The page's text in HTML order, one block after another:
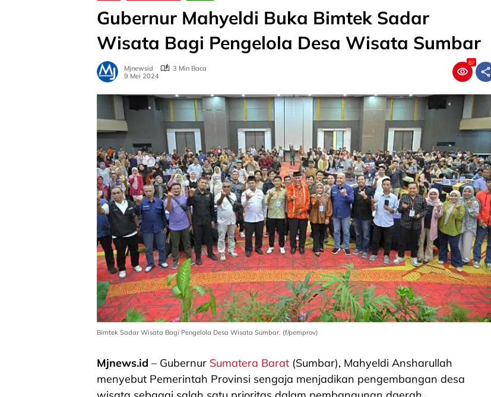
Gubernur Mahyeldi Buka Bimtek Sadar
Wisata Bagi Pengelola Desa Wisata Sumbar
Mjnewsid
3 Min Baca
9 Mei 2024
87
Bimtek Sadar Wisata Bagi Pengelola Desa Wisata Sumbar. (f/pemprov)
Mjnews.id – Gubernur Sumatera Barat (Sumbar), Mahyeldi Ansharullah
menyebut Pemerintah Provinsi sengaja menjadikan pengembangan desa